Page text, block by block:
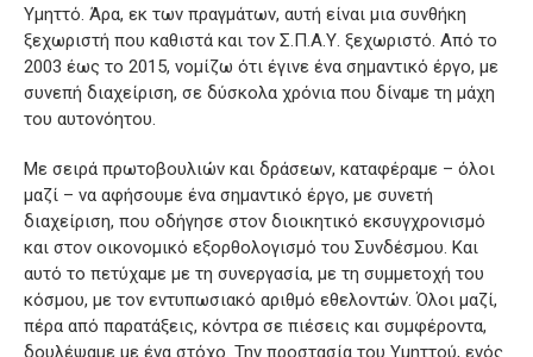
Υμηττό. Άρα, εκ των πραγμάτων, αυτή είναι μια συνθήκη
ξεχωριστή που καθιστά και τον Σ.Π.Α.Υ. ξεχωριστό. Από το
2003 έως το 2015, νομίζω ότι έγινε ένα σημαντικό έργο, με
συνεπή διαχείριση, σε δύσκολα χρόνια που δίναμε τη μάχη
του αυτονόητου.
Με σειρά πρωτοβουλιών και δράσεων, καταφέραμε – όλοι
μαζί – να αφήσουμε ένα σημαντικό έργο, με συνετή
διαχείριση, που οδήγησε στον διοικητικό εκσυγχρονισμό
και στον οικονομικό εξορθολογισμό του Συνδέσμου. Και
αυτό το πετύχαμε με τη συνεργασία, με τη συμμετοχή του
κόσμου, με τον εντυπωσιακό αριθμό εθελοντών. Όλοι μαζί,
πέρα από παρατάξεις, κόντρα σε πιέσεις και συμφέροντα,
δουλέψαμε με ένα στόχο. Την προστασία του Υμηττού, ενός